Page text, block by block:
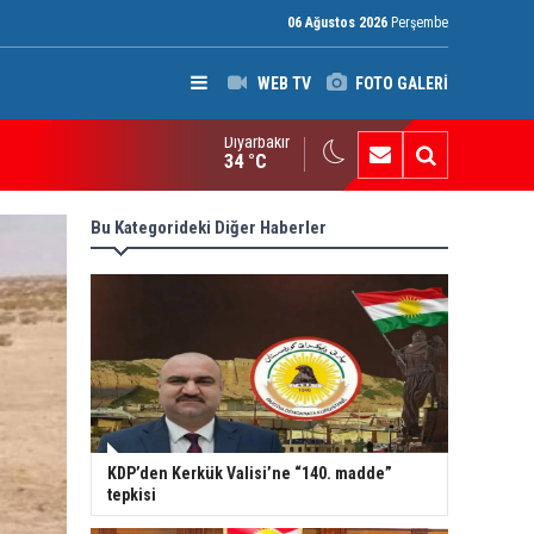
06 Ağustos 2026 Perşembe
WEB TV FOTO GALERİ
Silah bırakmayan gruplara terör yasası uygulanacak
Diyarbakır
34 °C
Bu Kategorideki Diğer Haberler
KDP’den Kerkük Valisi’ne “140. madde”
tepkisi